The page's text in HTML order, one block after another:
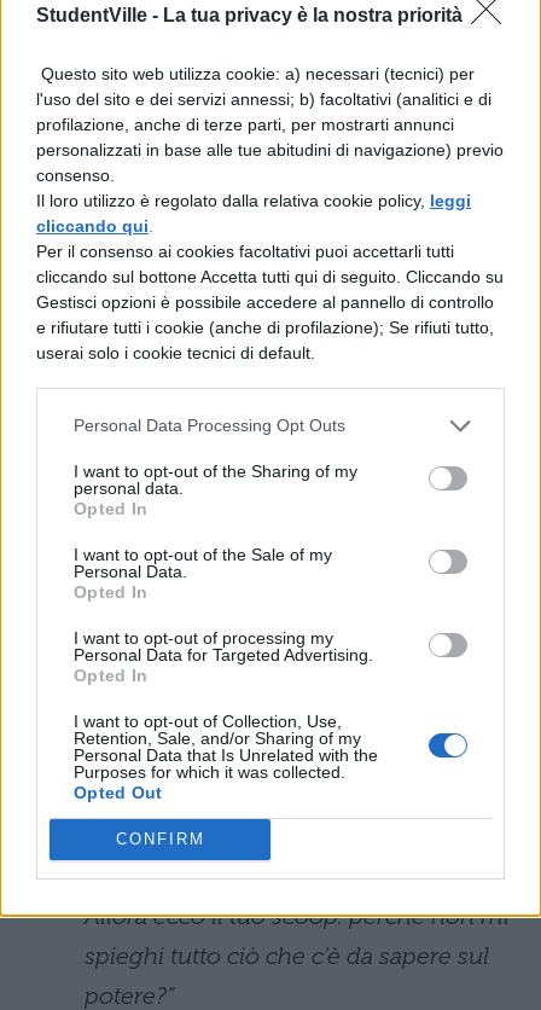
StudentVille - La tua privacy è la nostra priorità
Questo sito web utilizza cookie: a) necessari (tecnici) per
l'uso del sito e dei servizi annessi; b) facoltativi (analitici e di
profilazione, anche di terze parti, per mostrarti annunci
personalizzati in base alle tue abitudini di navigazione) previo
consenso.
Il loro utilizzo è regolato dalla relativa cookie policy, leggi
cliccando qui
Per il consenso ai cookies facoltativi puoi accettarli tutti
cliccando sul bottone Accetta tutti qui di seguito. Cliccando su
Gestisci opzioni è possibile accedere al pannello di controllo
e rifiutare tutti i cookie (anche di profilazione); Se rifiuti tutto,
userai solo i cookie tecnici di default.
Personal Data Processing Opt Outs
I want to opt-out of the Sharing of my
personal data.
Opted In
I want to opt-out of the Sale of my
Personal Data.
Opted In
I want to opt-out of processing my
Personal Data for Targeted Advertising.
Opted In
I want to opt-out of Collection, Use,
Retention, Sale, and/or Sharing of my
Personal Data that Is Unrelated with the
Purposes for which it was collected.
Opted Out
CONFIRM
sia perché da piccolo volevo aiutare le
persone. Sai, non racconto questa storia
spesso, ma ricordo che quando avevo 7
anni ho trovato un uccellino caduto dal
suo nido, l'ho tirato su e l'ho portato a
casa, e gli ho costruito una casa da una
scatola di scarpe nuove… Oddio! [inizia
a ridere] Sono diventato un dottore per
le quattro ragioni che valgono per tutti:
pollastre, denaro, potere e pollastre. Ma
visto che l'assicurazione medica ha reso
impossibile fare dei soldi veri, cosa che
influisce sul numero di pollastre che mi
vengono ad annusare, e non chiedermi
a quale albero stiano abbaiando, visto
che di sicuro non è il mio, e visto che
anche il potere ne risente, ecco: eccomi
qui durante il mio tempo libero mentre
un tredicenne studente di psicologia
che non è riuscito a entrare in medicina
mi fa domande sulla mia vita privata.
Allora ecco il tuo scoop: perché non mi
spieghi tutto ciò che c'è da sapere sul
potere?”